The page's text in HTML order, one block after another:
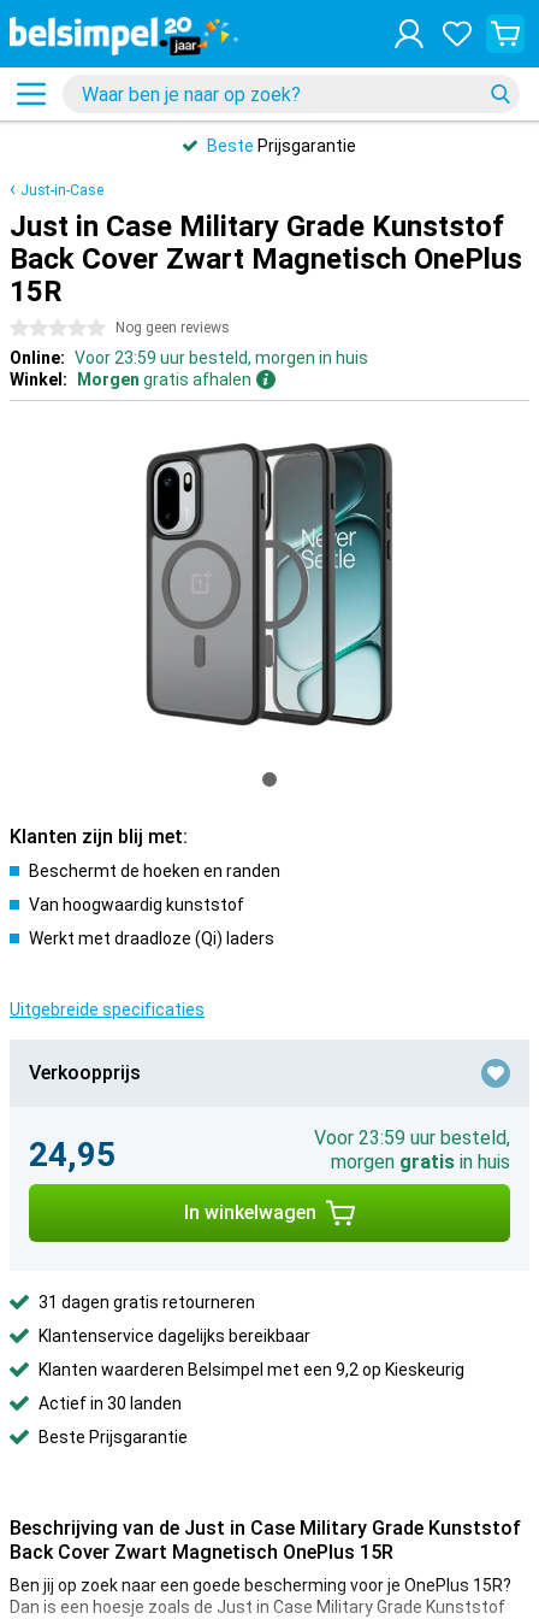
Beste Prijsgarantie
Just-in-Case
Just in Case Military Grade Kunststof
Back Cover Zwart Magnetisch OnePlus
15R
0 sterren Nog geen reviews
Online: Voor 23:59 uur besteld, morgen in huis
Winkel:
Morgen gratis afhalen
Klanten zijn blij met:
Beschermt de hoeken en randen
Van hoogwaardig kunststof
Werkt met draadloze (Qi) laders
Uitgebreide specificaties
Verkoopprijs
24,95
Voor 23:59 uur besteld,
morgen gratis in huis
In winkelwagen
31 dagen gratis retourneren
Klantenservice dagelijks bereikbaar
Klanten waarderen Belsimpel met een 9,2 op Kieskeurig
Actief in 30 landen
Beste Prijsgarantie
Beschrijving van de Just in Case Military Grade Kunststof
Back Cover Zwart Magnetisch OnePlus 15R
Ben jij op zoek naar een goede bescherming voor je OnePlus 15R?
Dan is een hoesje zoals de Just in Case Military Grade Kunststof